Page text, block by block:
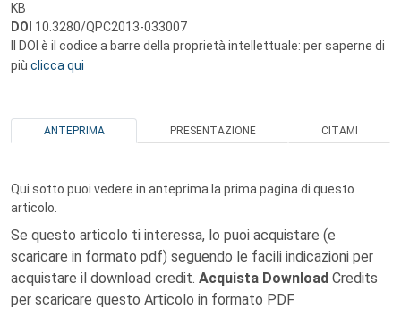
KB
DOI 10.3280/QPC2013-033007
Il DOI è il codice a barre della proprietà intellettuale: per saperne di
più clicca qui
ANTEPRIMA PRESENTAZIONE CITAMI
Qui sotto puoi vedere in anteprima la prima pagina di questo
articolo.
Se questo articolo ti interessa, lo puoi acquistare (e
scaricare in formato pdf) seguendo le facili indicazioni per
acquistare il download credit. Acquista Download Credits
per scaricare questo Articolo in formato PDF